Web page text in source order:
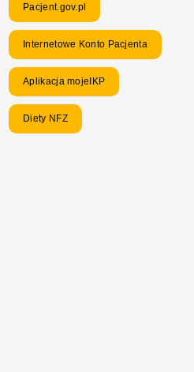
Pacjent.gov.pl
Internetowe Konto Pacjenta
Aplikacja mojeIKP
Diety NFZ